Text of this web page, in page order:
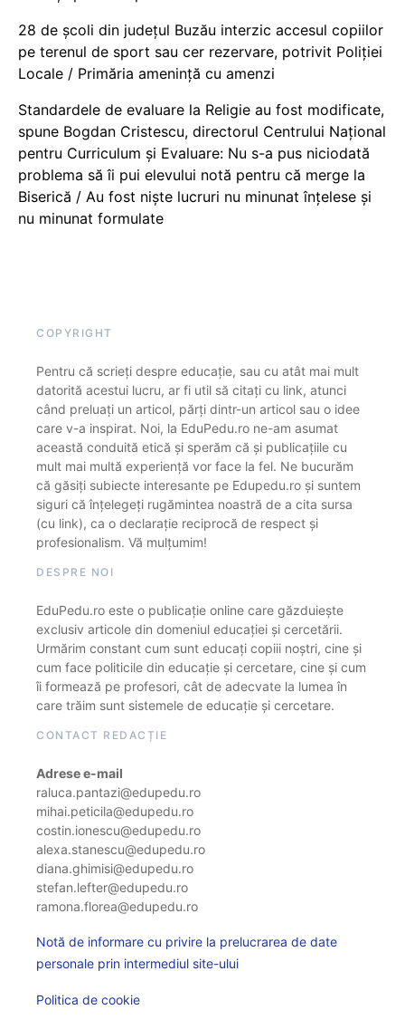
28 de școli din județul Buzău interzic accesul copiilor
pe terenul de sport sau cer rezervare, potrivit Poliției
Locale / Primăria amenință cu amenzi
Standardele de evaluare la Religie au fost modificate,
spune Bogdan Cristescu, directorul Centrului Național
pentru Curriculum și Evaluare: Nu s-a pus niciodată
problema să îi pui elevului notă pentru că merge la
Biserică / Au fost niște lucruri nu minunat înțelese și
nu minunat formulate
COPYRIGHT
Pentru că scrieți despre educație, sau cu atât mai mult
datorită acestui lucru, ar fi util să citați cu link, atunci
când preluați un articol, părți dintr-un articol sau o idee
care v-a inspirat. Noi, la EduPedu.ro ne-am asumat
această conduită etică și sperăm că și publicațiile cu
mult mai multă experiență vor face la fel. Ne bucurăm
că găsiți subiecte interesante pe Edupedu.ro și suntem
siguri că înțelegeți rugămintea noastră de a cita sursa
(cu link), ca o declarație reciprocă de respect și
profesionalism. Vă mulțumim!
DESPRE NOI
EduPedu.ro este o publicație online care găzduiește
exclusiv articole din domeniul educației și cercetării.
Urmărim constant cum sunt educați copiii noștri, cine și
cum face politicile din educație și cercetare, cine și cum
îi formează pe profesori, cât de adecvate la lumea în
care trăim sunt sistemele de educație și cercetare.
CONTACT REDACȚIE
Adrese e-mail
raluca.pantazi@edupedu.ro
mihai.peticila@edupedu.ro
costin.ionescu@edupedu.ro
alexa.stanescu@edupedu.ro
diana.ghimisi@edupedu.ro
stefan.lefter@edupedu.ro
ramona.florea@edupedu.ro
Notă de informare cu privire la prelucrarea de date
personale prin intermediul site-ului
Politica de cookie